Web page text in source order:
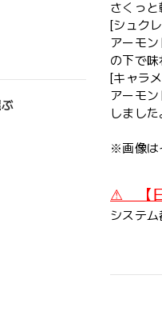
さくっ
[シュク
アーモ
の下で味
[キャラ
アーモ
しました
※画像は
⚠ 【日
システ